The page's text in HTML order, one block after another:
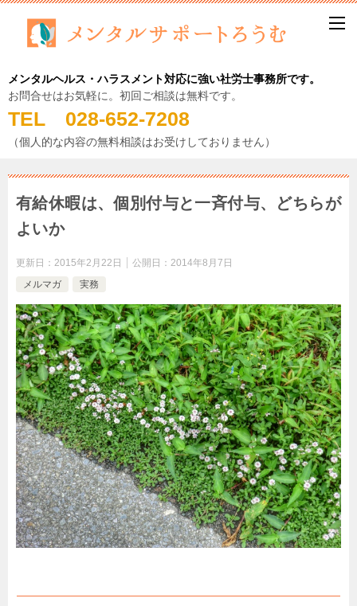
メンタルヘルス・ハラスメント対応に強い社労士事務所です。
お問合せはお気軽に。初回ご相談は無料です。
TEL 028-652-7208
（個人的な内容の無料相談はお受けしておりません）
有給休暇は、個別付与と一斉付与、どちらが
よいか
更新日： 2015年2月22日 公開日： 2014年8月7日
メルマガ
実務